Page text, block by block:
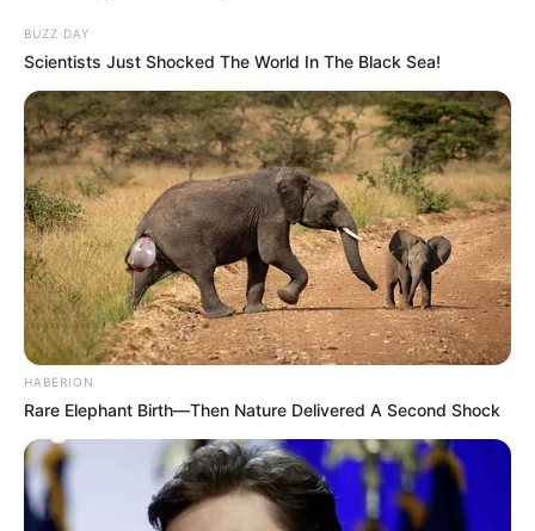
BUZZ DAY
Scientists Just Shocked The World In The Black Sea!
HABERION
Rare Elephant Birth—Then Nature Delivered A Second Shock